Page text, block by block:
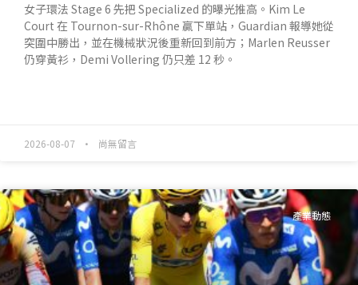
女子環法 Stage 6 先把 Specialized 的曝光推高。Kim Le
Court 在 Tournon-sur-Rhône 贏下單站，Guardian 報導她從
突圍中勝出，並在機械狀況後重新回到前方；Marlen Reusser
仍穿黃衫，Demi Vollering 仍只差 12 秒。
2026-08-07 尚無留言
產業動態